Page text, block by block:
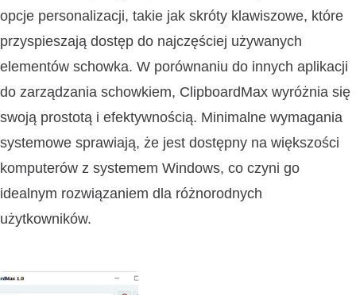
opcje personalizacji, takie jak skróty klawiszowe, które
przyspieszają dostęp do najczęściej używanych
elementów schowka. W porównaniu do innych aplikacji
do zarządzania schowkiem, ClipboardMax wyróżnia się
swoją prostotą i efektywnością. Minimalne wymagania
systemowe sprawiają, że jest dostępny na większości
komputerów z systemem Windows, co czyni go
idealnym rozwiązaniem dla różnorodnych
użytkowników.